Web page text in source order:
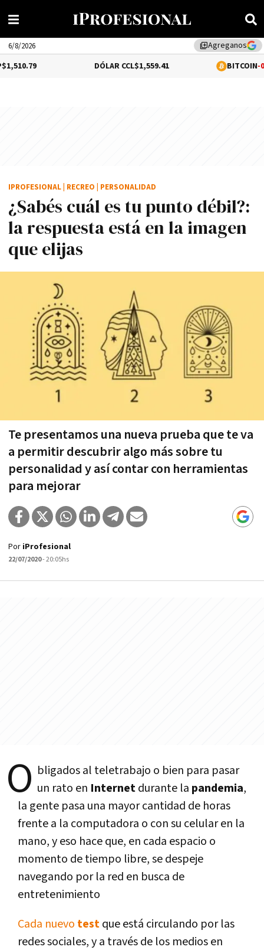
library_addAgreganos
6/8/2026
$1,559.41 -0.02%
¿Sabés cuál es tu punto débil?:
la respuesta está en la imagen
que elijas
Te presentamos una nueva prueba que te va
a permitir descubrir algo más sobre tu
personalidad y así contar con herramientas
para mejorar
IPROFESIONAL RECREO PERSONALIDAD
Por iProfesional
22/07/2020- 20:05hs
O bligados al teletrabajo o bien para pasar
un rato en Internetdurante la pandemia,
la gente pasa una mayor cantidad de horas
frente a la computadora o con su celular en la
mano, y eso hace que, en cada espacio o
momento de tiempo libre, se despeje
navegando por la red en busca de
entretenimiento
Cada nuevo testque está circulando por las
redes sociales, y a través de los medios en